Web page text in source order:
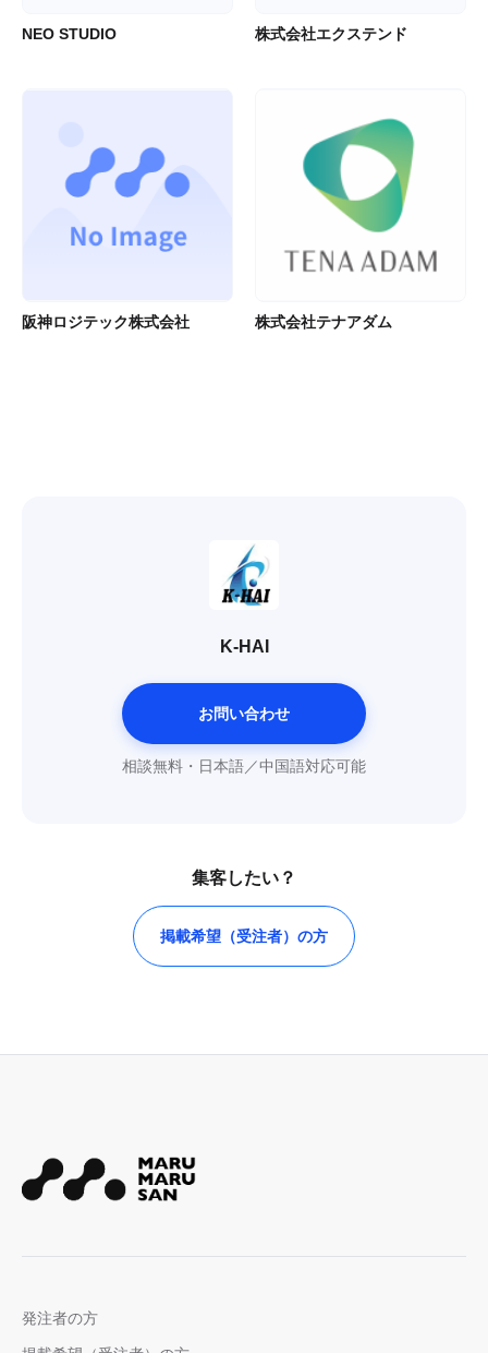
NEO STUDIO 株式会社エクステンド
阪神ロジテック株式会社 株式会社テナアダム
K-HAI
お問い合わせ
相談無料・日本語／中国語対応可能
集客したい？
掲載希望（受注者）の方
発注者の方